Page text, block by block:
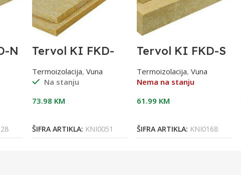
N Tervol KI FKD-
(1000x600x30)
3cm 1/4,8m2
Termoizolacija, Vuna
Na stanju
73.98 KM
ŠIFRA ARTIKLA: KNI0051
Tervol KI FKD-S
20cm 0,96m2
Termoizolacija, Vuna
Nema na stanju
61.99 KM
ŠIFRA ARTIKLA: KNI0168